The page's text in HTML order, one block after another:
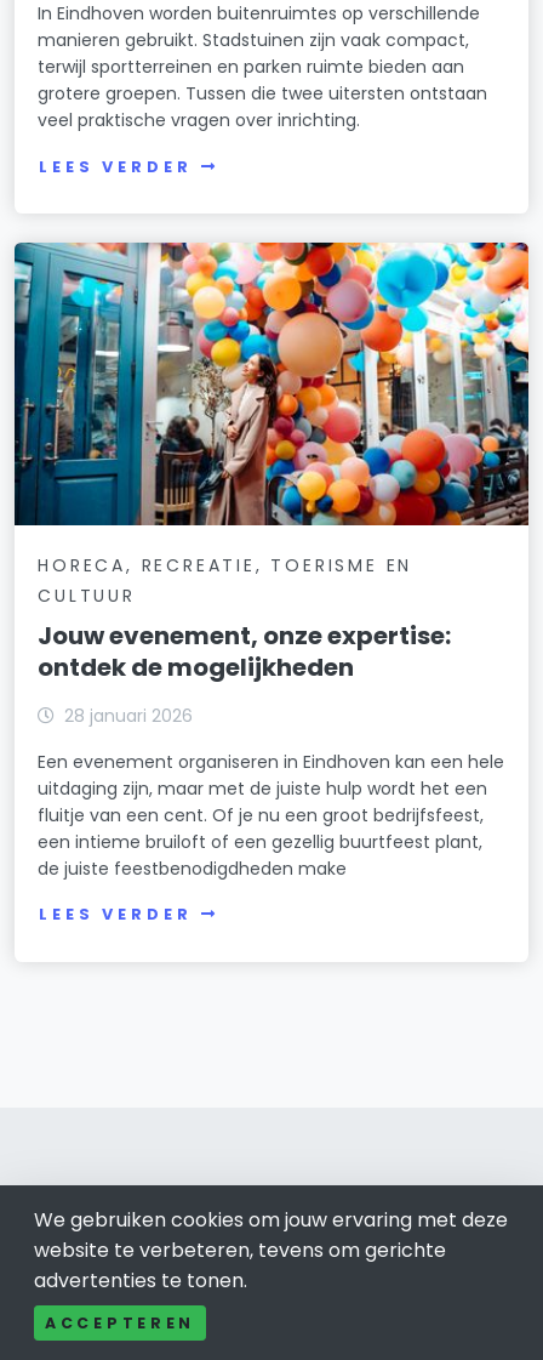
In Eindhoven worden buitenruimtes op verschillende
manieren gebruikt. Stadstuinen zijn vaak compact,
terwijl sportterreinen en parken ruimte bieden aan
grotere groepen. Tussen die twee uitersten ontstaan
veel praktische vragen over inrichting.
LEES VERDER
HORECA, RECREATIE, TOERISME EN
CULTUUR
Jouw evenement, onze expertise:
ontdek de mogelijkheden
28 januari 2026
Een evenement organiseren in Eindhoven kan een hele
uitdaging zijn, maar met de juiste hulp wordt het een
fluitje van een cent. Of je nu een groot bedrijfsfeest,
een intieme bruiloft of een gezellig buurtfeest plant,
de juiste feestbenodigdheden make
LEES VERDER
Eindhoven 040
Bel ons: 085-04 10 177
Contact
Adverteren
We gebruiken cookies om jouw ervaring met deze
website te verbeteren, tevens om gerichte
advertenties te tonen.
ACCEPTEREN